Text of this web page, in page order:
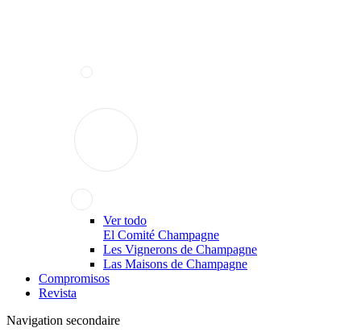
Ver todo
El Comité Champagne
Les Vignerons de Champagne
Las Maisons de Champagne
Compromisos
Revista
Navigation secondaire